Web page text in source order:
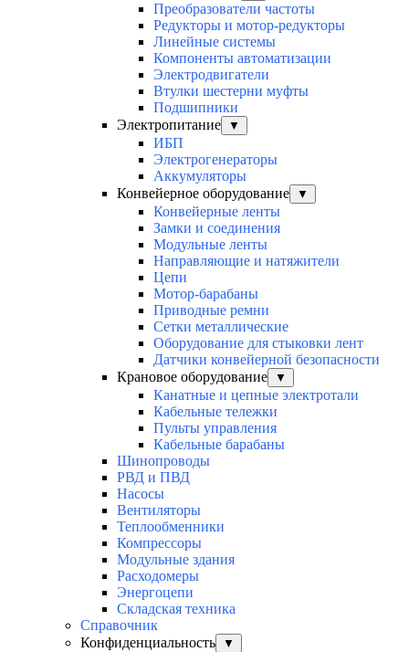
Преобразователи частоты
Редукторы и мотор-редукторы
Линейные системы
Компоненты автоматизации
Электродвигатели
Втулки шестерни муфты
Подшипники
Электропитание
▼
ИБП
Электрогенераторы
Аккумуляторы
Конвейерное оборудование
▼
Конвейерные ленты
Замки и соединения
Модульные ленты
Направляющие и натяжители
Цепи
Мотор-барабаны
Приводные ремни
Сетки металлические
Оборудование для стыковки лент
Датчики конвейерной безопасности
Крановое оборудование
▼
Канатные и цепные электротали
Кабельные тележки
Пульты управления
Кабельные барабаны
Шинопроводы
РВД и ПВД
Насосы
Вентиляторы
Теплообменники
Компрессоры
Модульные здания
Расходомеры
Энергоцепи
Складская техника
Справочник
Конфиденциальность
▼